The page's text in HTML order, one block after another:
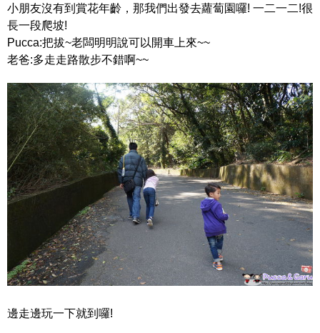
小朋友沒有到賞花年齡，那我們出發去蘿蔔園囉! 一二一二!很
長一段爬坡!
Pucca:把拔~老闆明明說可以開車上來~~
老爸:多走走路散步不錯啊~~
邊走邊玩一下就到囉!